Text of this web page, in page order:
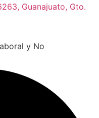
Guanajuato, Gto.